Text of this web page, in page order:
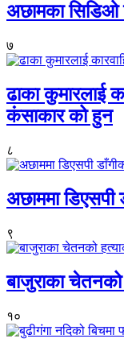
अछामका सिडिओ
७
ढाका कुमारलाई
कंसाकार को हुन
८
अछाममा डिएसपी
९
बाजुराका
१०